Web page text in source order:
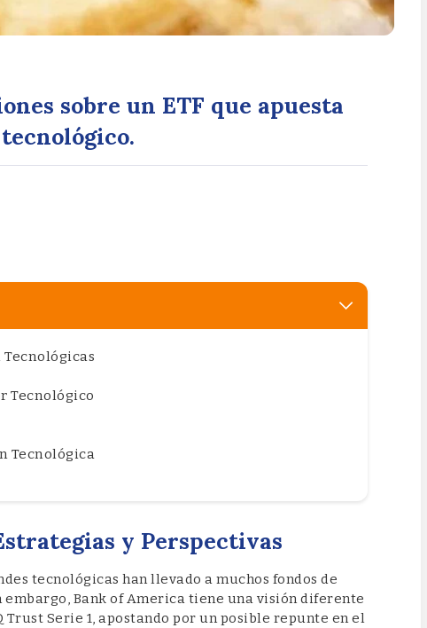
sobre un ETF que apuesta
Tecnológico
Tecnológica
y Perspectivas
tecnológicas han llevado a muchos fondos de
Bank of America tiene una visión diferente
Trust Serie 1, apostando por un posible repunte en el